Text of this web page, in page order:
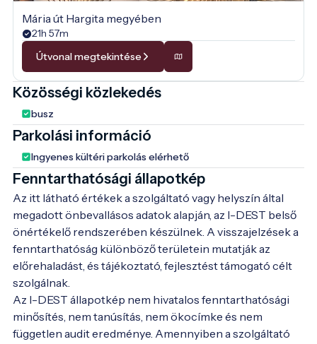
Mária út Hargita megyében
21h 57m
Útvonal megtekintése
Közösségi közlekedés
busz
Parkolási információ
Ingyenes kültéri parkolás elérhető
Fenntarthatósági állapotkép
Az itt látható értékek a szolgáltató vagy helyszín által
megadott önbevallásos adatok alapján, az I-DEST belső
önértékelő rendszerében készülnek. A visszajelzések a
fenntarthatóság különböző területein mutatják az
előrehaladást, és tájékoztató, fejlesztést támogató célt
szolgálnak.
Az I-DEST állapotkép nem hivatalos fenntarthatósági
minősítés, nem tanúsítás, nem ökocímke és nem
független audit eredménye. Amennyiben a szolgáltató